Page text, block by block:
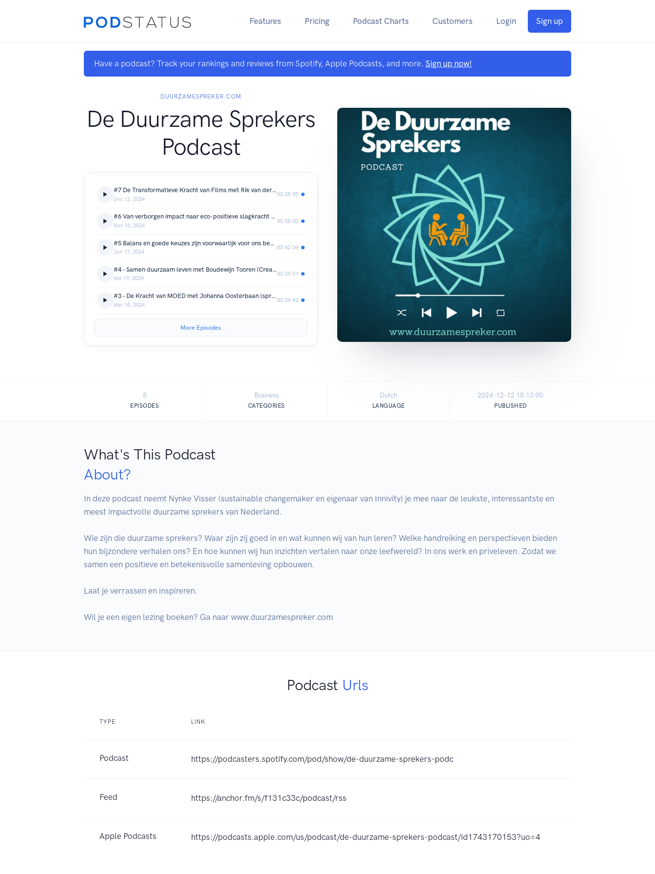
Features Pricing Podcast Charts Customers Login Sign up
Have a podcast? Track your rankings and reviews from Spotify, Apple Podcasts, and more. Sign up now!
DUURZAMESPREKER.COM
De Duurzame Sprekers
Podcast
#7 De Transformatieve Kracht van Films met Rik van der Linden (Filmmaker)
Dec 12, 2024
00:38:55
#6 Van verborgen impact naar eco-positieve slagkracht met Babette Porcelijn (impact expert, auteur)
Nov 18, 2024
00:58:02
#5 Balans en goede keuzes zijn voorwaarlijk voor ons bestaan met Frank Landman (spreker en verandermanager)
Jun 13, 2024
00:42:04
#4 - Samen duurzaam leven met Boudewijn Tooren (Creabitat)
Apr 19, 2024
00:39:01
#3 - De Kracht van MOED met Johanna Oosterbaan (spreker, auteur, trainer)
Mar 18, 2024
00:34:42
More Episodes
8
EPISODES
Business
CATEGORIES
Dutch
LANGUAGE
2024-12-12 15:13:00
PUBLISHED
What's This Podcast
About?
In deze podcast neemt Nynke Visser (sustainable changemaker en eigenaar van Innivity) je mee naar de leukste, interessantste en
meest impactvolle duurzame sprekers van Nederland.
Wie zijn die duurzame sprekers? Waar zijn zij goed in en wat kunnen wij van hun leren? Welke handreiking en perspectieven bieden
hun bijzondere verhalen ons? En hoe kunnen wij hun inzichten vertalen naar onze leefwereld? In ons werk en priveleven. Zodat we
samen een positieve en betekenisvolle samenleving opbouwen.
Laat je verrassen en inspireren.
Wil je een eigen lezing boeken? Ga naar www.duurzamespreker.com
Podcast Urls
TYPE LINK
Podcast https://podcasters.spotify.com/pod/show/de-duurzame-sprekers-podc
Feed https://anchor.fm/s/f131c33c/podcast/rss
Apple Podcasts https://podcasts.apple.com/us/podcast/de-duurzame-sprekers-podcast/id1743170153?uo=4